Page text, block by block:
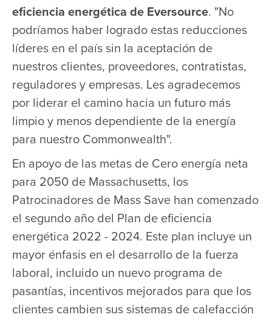
eficiencia energética de Eversource. "No
podríamos haber logrado estas reducciones
líderes en el país sin la aceptación de
nuestros clientes, proveedores, contratistas,
reguladores y empresas. Les agradecemos
por liderar el camino hacia un futuro más
limpio y menos dependiente de la energía
para nuestro Commonwealth".
En apoyo de las metas de Cero energía neta
para 2050 de Massachusetts, los
Patrocinadores de Mass Save han comenzado
el segundo año del Plan de eficiencia
energética 2022 - 2024. Este plan incluye un
mayor énfasis en el desarrollo de la fuerza
laboral, incluido un nuevo programa de
pasantías, incentivos mejorados para que los
clientes cambien sus sistemas de calefacción